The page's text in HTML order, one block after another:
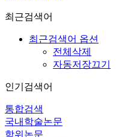
최근검색어
최근검색어 옵션
전체삭제
자동저장끄기
인기검색어
통합검색
국내학술논문
학위논문